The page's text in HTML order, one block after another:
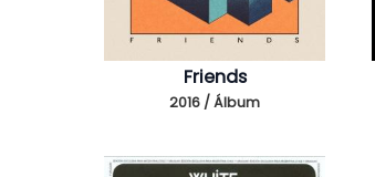
Friends
2016 / Álbum